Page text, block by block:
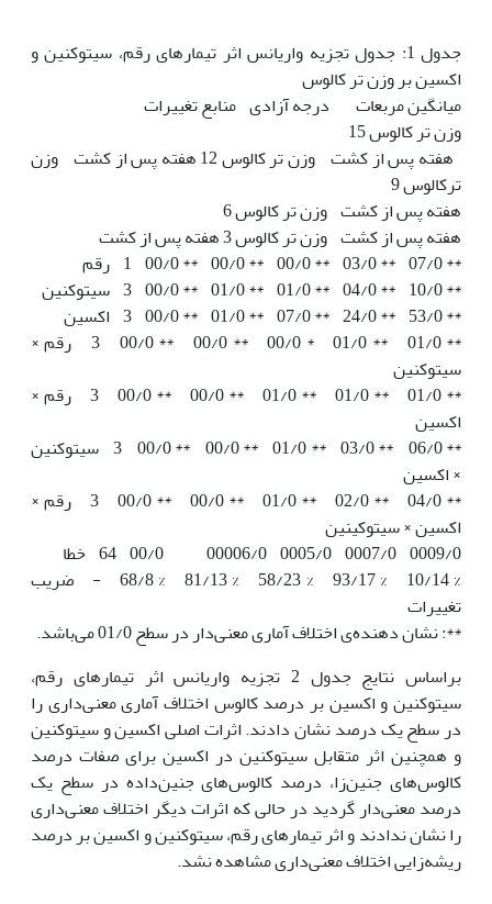
جدول 1: جدول تجزیه واریانس اثر تیمارهای رقم، سیتوکنین و
اکسین بر وزن تر کالوس
میانگین مربعات درجه آزادی منابع تغییرات
وزن تر کالوس 15
هفته پس از کشت وزن تر کالوس 12 هفته پس از کشت وزن
ترکالوس 9
هفته پس از کشت وزن تر کالوس 6
هفته پس از کشت وزن تر کالوس 3 هفته پس از کشت
** 07/0 ** 03/0 ** 00/0 ** 00/0 ** 00/0 1 رقم
** 10/0 ** 04/0 ** 01/0 ** 01/0 ** 00/0 3 سیتوکنین
** 53/0 ** 24/0 ** 07/0 ** 01/0 ** 00/0 3 اکسین
** 01/0 ** 01/0 * 00/0 ** 00/0 ** 00/0 3 رقم ×
سیتوکنین
** 01/0 ** 01/0 ** 01/0 ** 00/0 ** 00/0 3 رقم ×
اکسین
** 06/0 ** 03/0 ** 01/0 ** 00/0 ** 00/0 3 سیتوکنین
× اکسین
** 04/0 ** 02/0 ** 01/0 ** 00/0 ** 00/0 3 رقم ×
اکسین × سیتوکینین
0009/0 0007/0 0005/0 00006/0 00/0 64 خطا
% 10/14 % 93/17 % 58/23 % 81/13 % 68/8 - ضریب
تغییرات
**: نشان دهنده‌ی اختلاف آماری معنی‌دار در سطح 01/0 می‌باشد.
براساس نتایج جدول 2 تجزیه واریانس اثر تیمارهای رقم،
سیتوکنین و اکسین بر درصد کالوس اختلاف آماری معنی‌داری را
در سطح یک درصد نشان دادند. اثرات اصلی اکسین و سیتوکنین
و همچنین اثر متقابل سیتوکنین در اکسین برای صفات درصد
کالوس‌های جنین‌زا، درصد کالوس‌های جنین‌داده در سطح یک
درصد معنی‌دار گردید در حالی که اثرات دیگر اختلاف معنی‌داری
را نشان ندادند و اثر تیمارهای رقم، سیتوکنین و اکسین بر درصد
ریشه‌زایی اختلاف معنی‌داری مشاهده نشد.